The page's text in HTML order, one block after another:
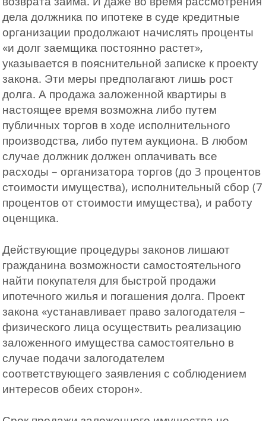
дела должника по ипотеке в суде кредитные
организации продолжают начислять проценты
«и долг заемщика постоянно растет»,
указывается в пояснительной записке к проекту
закона. Эти меры предполагают лишь рост
долга. А продажа заложенной квартиры в
настоящее время возможна либо путем
публичных торгов в ходе исполнительного
производства, либо путем аукциона. В любом
случае должник должен оплачивать все
расходы – организатора торгов (до 3 процентов
стоимости имущества), исполнительный сбор (7
процентов от стоимости имущества), и работу
оценщика.
Действующие процедуры законов лишают
гражданина возможности самостоятельного
найти покупателя для быстрой продажи
ипотечного жилья и погашения долга. Проект
закона «устанавливает право залогодателя –
физического лица осуществить реализацию
заложенного имущества самостоятельно в
случае подачи залогодателем
соответствующего заявления с соблюдением
интересов обеих сторон».